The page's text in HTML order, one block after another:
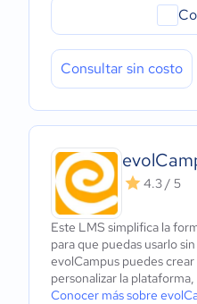
Consultar sin costo
4.3 / 5
Este LMS simplifica la
para que puedas usarlo
evolCampus puedes
personalizar la
Conocer más sobre